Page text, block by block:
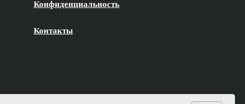
Конфиденциальность
Контакты